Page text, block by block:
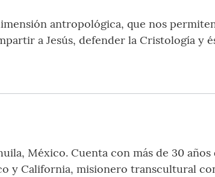
antropológica, que nos
a Jesús, defender la Cristología y
México. Cuenta con más de 30 años
y California, misionero transcultural